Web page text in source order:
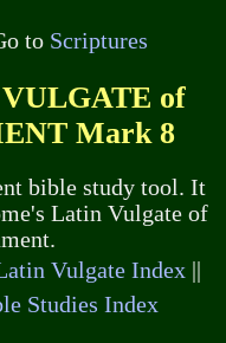
to Scriptures
of
Mark 8
bible study tool. It
Latin Vulgate of
Vulgate Index ||
Studies Index